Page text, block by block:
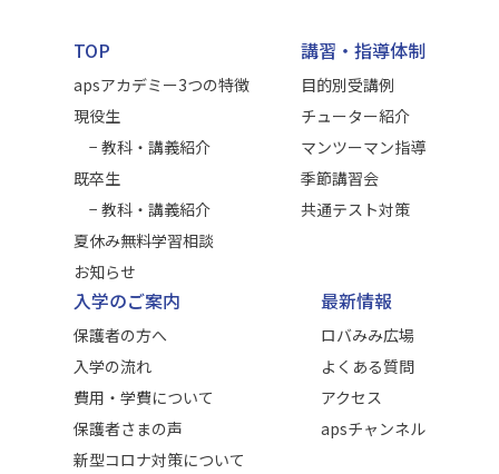
TOP
apsアカデミー3つの特徴
現役生
− 教科・講義紹介
既卒生
− 教科・講義紹介
夏休み無料学習相談
お知らせ
講習・指導体制
目的別受講例
チューター紹介
マンツーマン指導
季節講習会
共通テスト対策
入学のご案内
保護者の方へ
入学の流れ
費用・学費について
保護者さまの声
新型コロナ対策について
最新情報
ロバみみ広場
よくある質問
アクセス
apsチャンネル